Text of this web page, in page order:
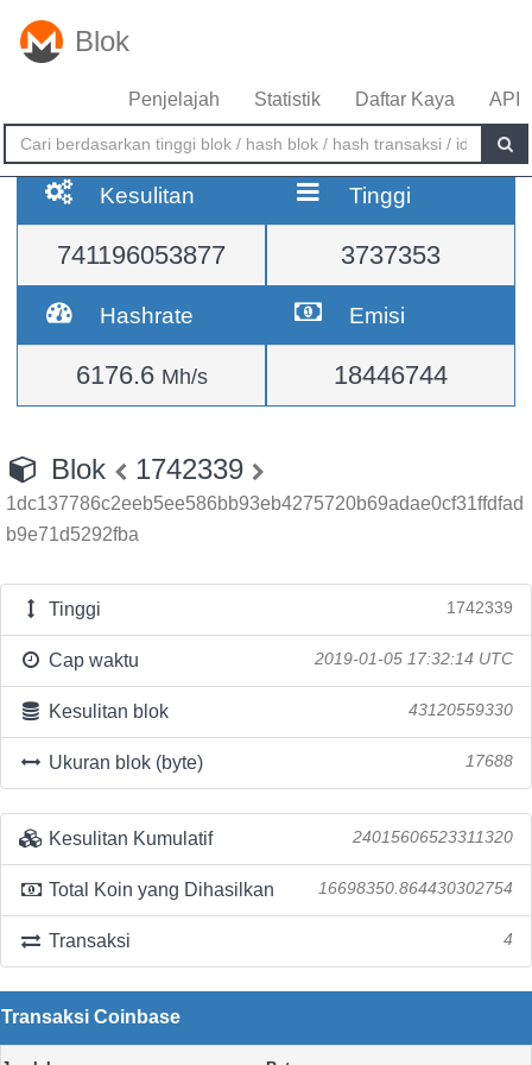
Blok
Penjelajah Statistik Daftar Kaya API
Kesulitan
741196053877
Tinggi
3737353
Hashrate
6176.6 Mh/s
Emisi
18446744
Blok 1742339
1dc137786c2eeb5ee586bb93eb4275720b69adae0cf31ffdfad
b9e71d5292fba
Tinggi 1742339
Cap waktu 2019-01-05 17:32:14 UTC
Kesulitan blok 43120559330
Ukuran blok (byte) 17688
Kesulitan Kumulatif 24015606523311320
Total Koin yang Dihasilkan 16698350.864430302754
Transaksi 4
Transaksi Coinbase